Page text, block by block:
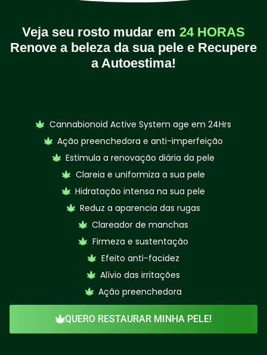
Veja seu rosto mudar em 24 HORAS
Renove a beleza da sua pele e Recupere
a Autoestima!
Cannabionoid Active System age em 24Hrs
Ação preenchedora e anti-imperfeição
Estimula a renovação diária da pele
Clareia e uniformiza a sua pele
Hidratação intensa na sua pele
Reduz a aparencia das rugas
Clareador de manchas
Firmeza e sustentação
Efeito anti-facidez
Alívio das irritações
Ação preenchedora
QUERO RESTAURAR MINHA PELE!